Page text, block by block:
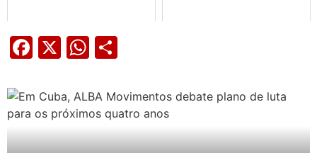
Facebook
X WhatsApp